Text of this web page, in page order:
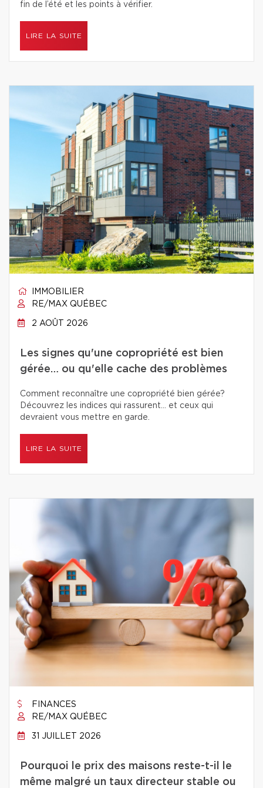
fin de l’été et les points à vérifier.
LIRE LA SUITE
IMMOBILIER
RE/MAX QUÉBEC
2 AOÛT 2026
Les signes qu'une copropriété est bien
gérée… ou qu'elle cache des problèmes
Comment reconnaître une copropriété bien gérée?
Découvrez les indices qui rassurent… et ceux qui
devraient vous mettre en garde.
LIRE LA SUITE
FINANCES
RE/MAX QUÉBEC
31 JUILLET 2026
Pourquoi le prix des maisons reste-t-il le
même malgré un taux directeur stable ou